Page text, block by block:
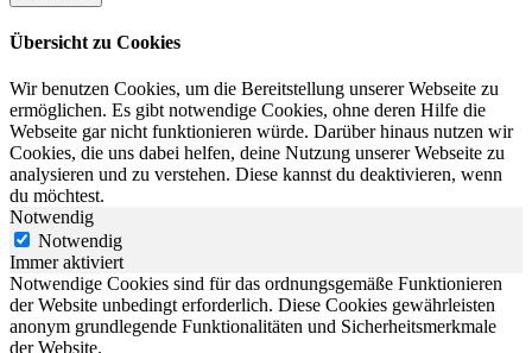
Übersicht zu Cookies
Wir benutzen Cookies, um die Bereitstellung unserer Webseite zu
ermöglichen. Es gibt notwendige Cookies, ohne deren Hilfe die
Webseite gar nicht funktionieren würde. Darüber hinaus nutzen wir
Cookies, die uns dabei helfen, deine Nutzung unserer Webseite zu
analysieren und zu verstehen. Diese kannst du deaktivieren, wenn
du möchtest.
Notwendig
Notwendig
Immer aktiviert
Notwendige Cookies sind für das ordnungsgemäße Funktionieren
der Website unbedingt erforderlich. Diese Cookies gewährleisten
anonym grundlegende Funktionalitäten und Sicherheitsmerkmale
der Website.